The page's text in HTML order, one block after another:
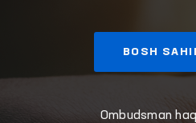
BOSH
Ombudsman